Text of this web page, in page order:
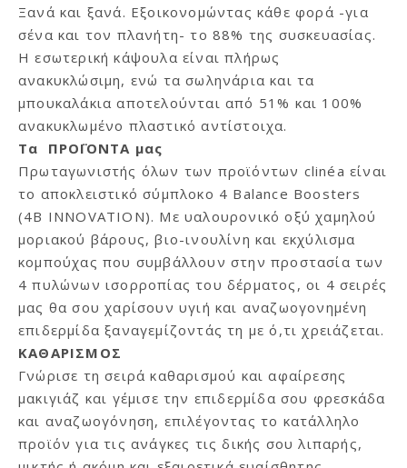
Ξανά και ξανά. Εξοικονομώντας κάθε φορά -για
σένα και τον πλανήτη- το 88% της συσκευασίας.
Η εσωτερική κάψουλα είναι πλήρως
ανακυκλώσιμη, ενώ τα σωληνάρια και τα
μπουκαλάκια αποτελούνται από 51% και 100%
ανακυκλωμένο πλαστικό αντίστοιχα.
Tα ΠΡΟΪΟΝΤΑ μας
Πρωταγωνιστής όλων των προϊόντων clinéa είναι
το αποκλειστικό σύμπλοκο 4 Balance Boosters
(4B INNOVATION). Με υαλουρονικό οξύ χαμηλού
μοριακού βάρους, βιο-ινουλίνη και εκχύλισμα
κομπούχας που συμβάλλουν στην προστασία των
4 πυλώνων ισορροπίας του δέρματος, οι 4 σειρές
μας θα σου χαρίσουν υγιή και αναζωογονημένη
επιδερμίδα ξαναγεμίζοντάς τη με ό,τι χρειάζεται.
ΚΑΘΑΡΙΣΜΟΣ
Γνώρισε τη σειρά καθαρισμού και αφαίρεσης
μακιγιάζ και γέμισε την επιδερμίδα σου φρεσκάδα
και αναζωογόνηση, επιλέγοντας το κατάλληλο
προϊόν για τις ανάγκες τις δικής σου λιπαρής,